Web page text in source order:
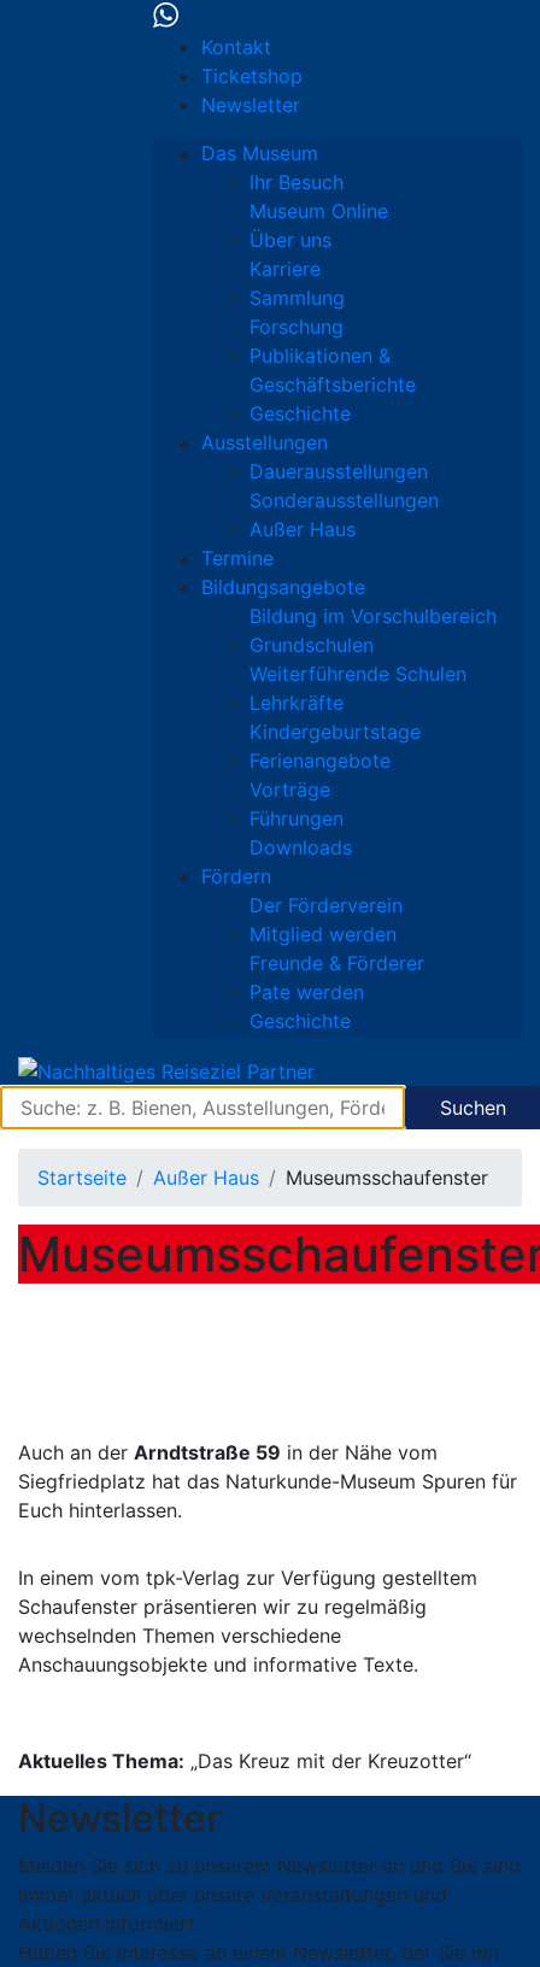
Kontakt
Ticketshop
Newsletter
Das Museum
Ihr Besuch
Museum Online
Über uns
Karriere
Sammlung
Forschung
Publikationen &
Geschäftsberichte
Geschichte
Ausstellungen
Dauerausstellungen
Sonderausstellungen
Außer Haus
Termine
Bildungsangebote
Bildung im Vorschulbereich
Grundschulen
Weiterführende Schulen
Lehrkräfte
Kindergeburtstage
Ferienangebote
Vorträge
Führungen
Downloads
Fördern
Der Förderverein
Mitglied werden
Freunde & Förderer
Pate werden
Geschichte
Suchen
Startseite Außer Haus Museumsschaufenster
Auch an der Arndtstraße 59 in der Nähe vom
Siegfriedplatz hat das Naturkunde-Museum Spuren für
Euch hinterlassen.
In einem vom tpk-Verlag zur Verfügung gestelltem
Schaufenster präsentieren wir zu regelmäßig
wechselnden Themen verschiedene
Anschauungsobjekte und informative Texte.
Aktuelles Thema: „Das Kreuz mit der Kreuzotter“
Newsletter
Melden Sie sich zu unserem Newsletter an und Sie sind
immer aktuell über unsere Veranstaltungen und
Aktionen informiert.
Haben Sie Interesse an einem Newsletter, der Sie mit